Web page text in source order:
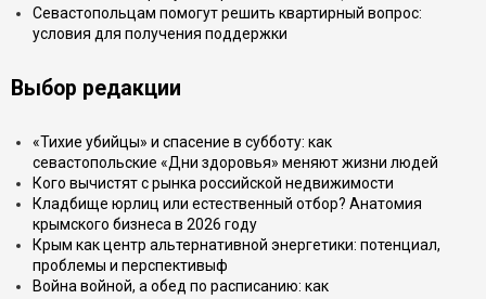
Севастопольцам помогут решить квартирный вопрос:
условия для получения поддержки
Выбор редакции
«Тихие убийцы» и спасение в субботу: как
севастопольские «Дни здоровья» меняют жизни людей
Кого вычистят с рынка российской недвижимости
Кладбище юрлиц или естественный отбор? Анатомия
крымского бизнеса в 2026 году
Крым как центр альтернативной энергетики: потенциал,
проблемы и перспективыф
Война войной, а обед по расписанию: как